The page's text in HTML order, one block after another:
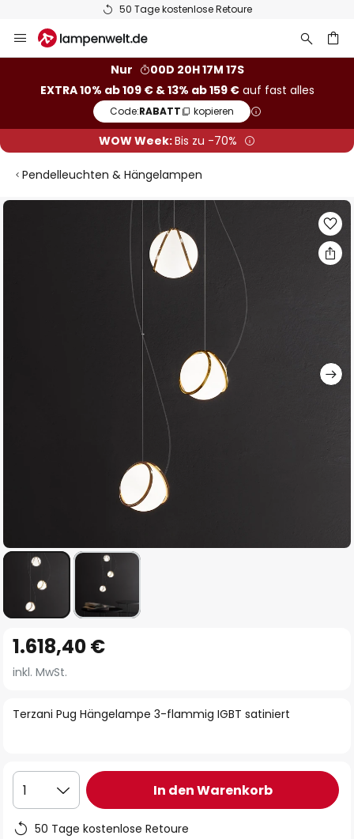
50 Tage kostenlose Retoure
Inhalt
Nur
00D 20H 17M 16S
EXTRA 10% ab 109 € & 13% ab 159 €auf fast alles
Code:RABATT kopieren
WOW Week:Bis zu -70%
Pendelleuchten & Hängelampen
Zum
Anfang
der
springen
Terzani Pug Hängelampe 3-flammig IGBT satiniert
1.618,40 €
inkl. MwSt.
1 In den Warenkorb
50 Tage kostenlose Retoure